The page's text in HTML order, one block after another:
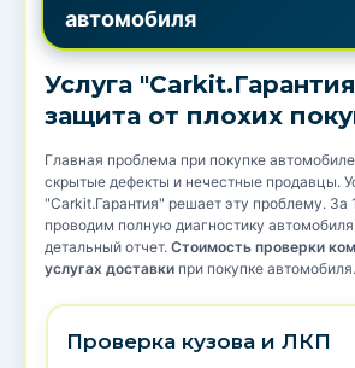
автомобиля
Услуга
защита от плохих
Главная проблема при покупке
скрытые дефекты и нечестные продавцы.
"Carkit.Гарантия" решает эту проблему.
проводим полную диагностику
детальный отчет. Стоимость проверки
услугах доставки при покупке автомобиля.
Проверка кузова и ЛКП